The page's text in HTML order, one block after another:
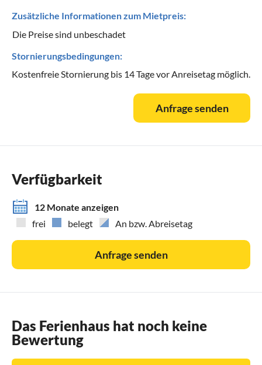
Zusätzliche Informationen zum Mietpreis:
Die Preise sind unbeschadet
Stornierungsbedingungen:
Kostenfreie Stornierung bis 14 Tage vor Anreisetag möglich.
Anfrage senden
Verfügbarkeit
12 Monate anzeigen
frei
belegt An bzw. Abreisetag
Anfrage senden
Das Ferienhaus hat noch keine
Bewertung